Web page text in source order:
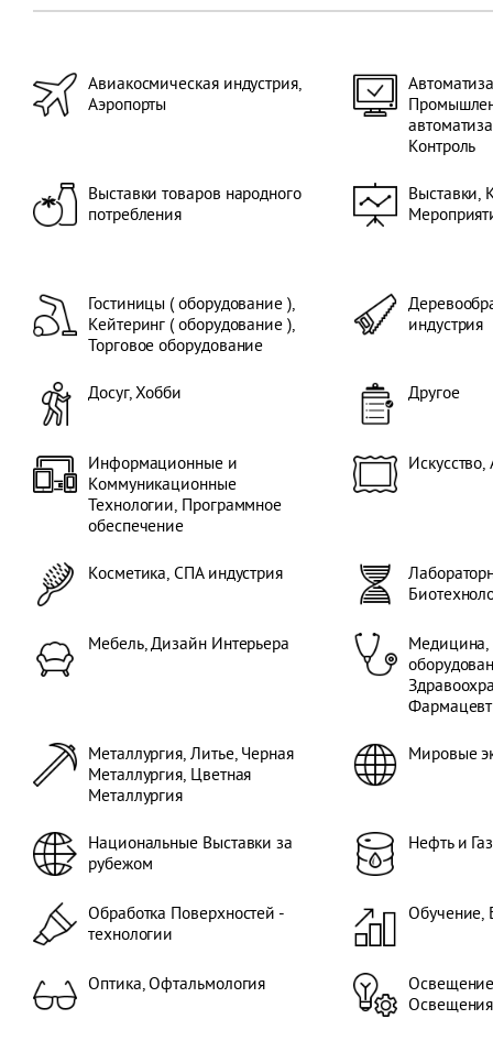
Авиакосмическая индустрия,
Аэропорты
Контроль
Выставки товаров народного
потребления
Выставки,
Гостиницы ( оборудование ),
Кейтеринг ( оборудование ),
Торговое оборудование
индустрия
Досуг, Хобби Другое
Информационные и
Коммуникационные
Технологии, Программное
обеспечение
Косметика, СПА индустрия
Мебель, Дизайн Интерьера
Металлургия, Литье, Черная
Металлургия, Цветная
Металлургия
Мировые
Национальные Выставки за
рубежом
Нефть и Газ
Обработка Поверхностей -
технологии
Обучение,
Оптика, Офтальмология
Освещения